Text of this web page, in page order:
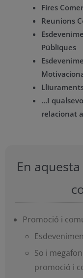
Fires
Reunions
Públiques
…I
relacionat
En
Promoció i
So i
promoció i